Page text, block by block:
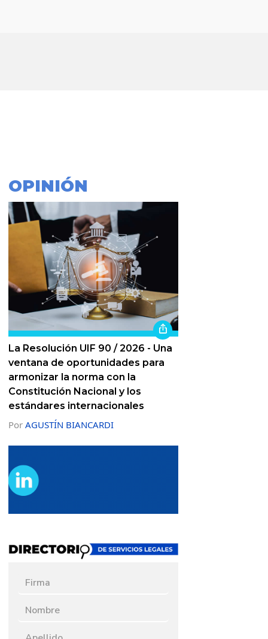
OPINIÓN
La Resolución UIF 90 / 2026 - Una
ventana de oportunidades para
armonizar la norma con la
Constitución Nacional y los
estándares internacionales
Por AGUSTÍN BIANCARDI